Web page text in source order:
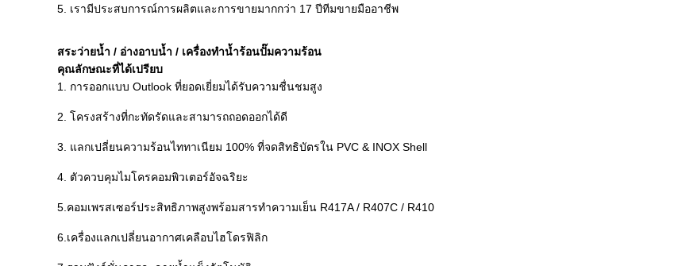
5. เรามีประสบการณ์การผลิตและการขายมากกว่า 17 ปีทีมขายมืออาชีพ
สระว่ายน้ำ / อ่างอาบน้ำ / เครื่องทำน้ำร้อนปั๊มความร้อน
คุณลักษณะที่ได้เปรียบ
1. การออกแบบ Outlook ที่ยอดเยี่ยมได้รับความชื่นชมสูง
2. โครงสร้างที่กะทัดรัดและสามารถถอดออกได้ดี
3. แลกเปลี่ยนความร้อนไททาเนียม 100% ที่จดสิทธิบัตรใน PVC & INOX Shell
4. ตัวควบคุมไมโครคอมพิวเตอร์อัจฉริยะ
5.คอมเพรสเซอร์ประสิทธิภาพสูงพร้อมสารทำความเย็น R417A / R407C / R410
6.เครื่องแลกเปลี่ยนอากาศเคลือบไฮโดรฟิลิก